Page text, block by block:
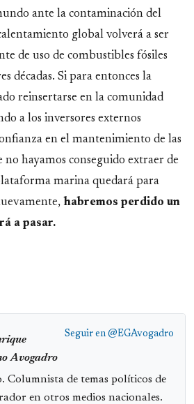
ante la contaminación del
global volverá a ser
de uso de combustibles fósiles
décadas. Si para entonces la
reinsertarse en la comunidad
a los inversores externos
en el mantenimiento de las
no hayamos conseguido extraer de
marina quedará para
habremos perdido un
a pasar.
Seguir en @EGAvogadro
Avogadro
Columnista de temas políticos de
en otros medios nacionales.